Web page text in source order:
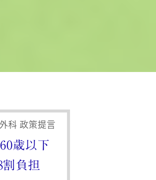
科 政策提言
歳以下
割負担